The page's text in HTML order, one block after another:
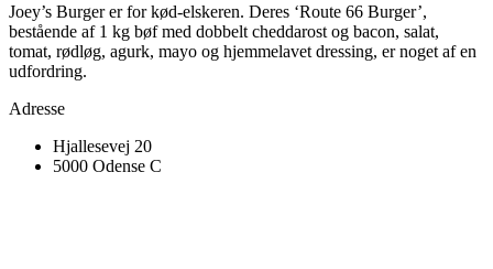
Joey’s Burger er for kød-elskeren. Deres ‘Route 66 Burger’,
bestående af 1 kg bøf med dobbelt cheddarost og bacon, salat,
tomat, rødløg, agurk, mayo og hjemmelavet dressing, er noget af en
udfordring.
Adresse
Hjallesevej 20
5000 Odense C